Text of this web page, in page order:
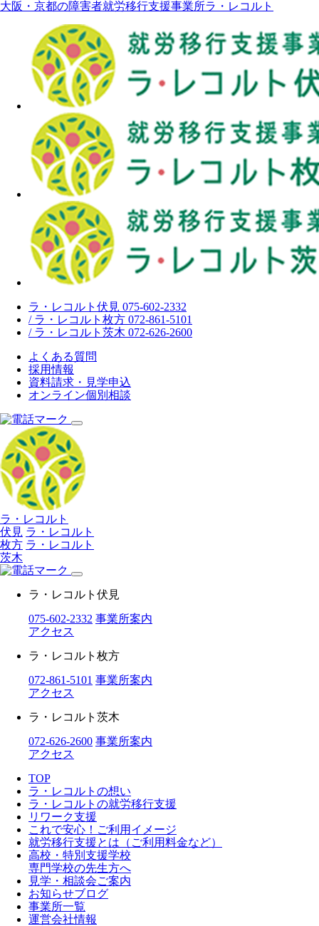
大阪・京都の障害者就労移行支援事業所ラ・レコルト
ラ・レコルト伏見 075-602-2332
/ ラ・レコルト枚方 072-861-5101
/ ラ・レコルト茨木 072-626-2600
よくある質問
採用情報
資料請求・見学申込
オンライン個別相談
ラ・レコルト
伏見 ラ・レコルト
枚方 ラ・レコルト
茨木
ラ・レコルト伏見
075-602-2332 事業所案内
アクセス
ラ・レコルト枚方
072-861-5101 事業所案内
アクセス
ラ・レコルト茨木
072-626-2600 事業所案内
アクセス
TOP
ラ・レコルトの想い
ラ・レコルトの就労移行支援
リワーク支援
これで安心！ご利用イメージ
就労移行支援とは（ご利用料金など）
高校・特別支援学校
専門学校の先生方へ
見学・相談会ご案内
お知らせブログ
事業所一覧
運営会社情報